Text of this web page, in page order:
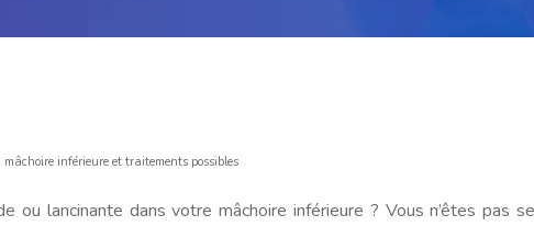
inférieure et traitements possibles
ou lancinante dans votre mâchoire inférieure ? Vous n’êtes